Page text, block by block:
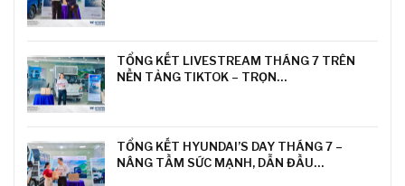
TỔNG KẾT LIVESTREAM THÁNG 7 TRÊN
NỀN TẢNG TIKTOK – TRỌN…
TỔNG KẾT HYUNDAI’S DAY THÁNG 7 –
NÂNG TẦM SỨC MẠNH, DẪN ĐẦU…